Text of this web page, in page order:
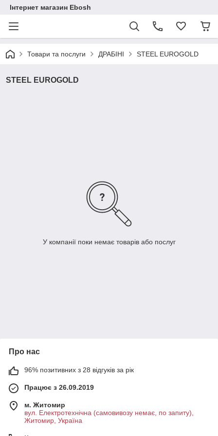
Інтернет магазин Ebosh
Товари та послуги ДРАБІНІ STEEL EUROGOLD
STEEL EUROGOLD
У компанії поки немає товарів або послуг
Про нас
96% позитивних з 28 відгуків за рік
Працює з 26.09.2019
м. Житомир
вул. Електротехнічна (самовивозу немає, по запиту),
Житомир, Україна